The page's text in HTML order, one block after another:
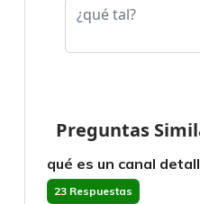
Preguntas
qué es un canal
23 Respuestas